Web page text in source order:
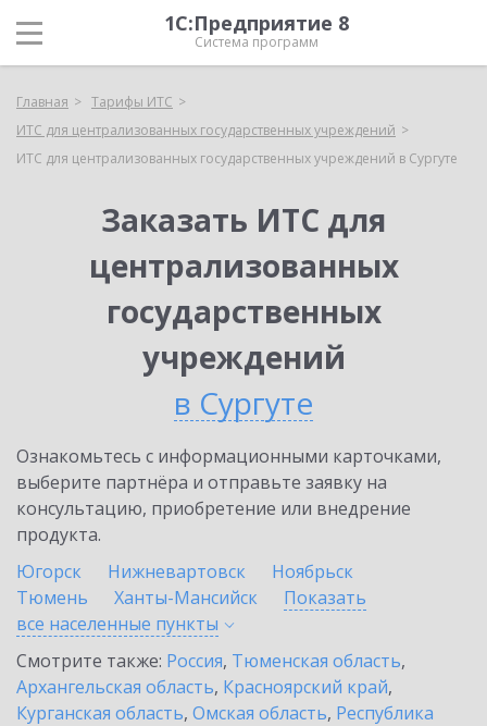
1С:Предприятие 8
Система программ
Главная
Тарифы ИТС
ИТС для централизованных государственных учреждений
ИТС для централизованных государственных учреждений в Сургуте
Заказать ИТС для
централизованных
государственных
учреждений
в Сургуте
Ознакомьтесь с информационными карточками,
выберите партнёра и отправьте заявку на
консультацию, приобретение или внедрение
продукта.
Югорск
Нижневартовск
Ноябрьск
Тюмень
Ханты-Мансийск
Показать
все населенные пункты
Смотрите также: Россия, Тюменская область,
Архангельская область, Красноярский край,
Курганская область, Омская область, Республика